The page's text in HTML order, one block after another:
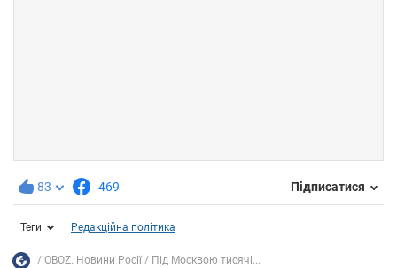
83 469 Підписатися
Теги Редакційна політика
OBOZ. Новини Росії Під Москвою тисячі...